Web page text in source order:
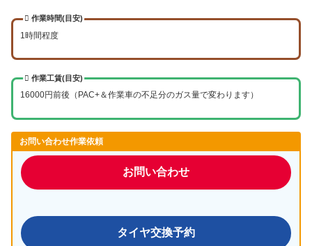
作業時間(目安)
1時間程度
作業工賃(目安)
16000円前後（PAC+＆作業車の不足分のガス量で変わります）
お問い合わせ作業依頼
お問い合わせ
タイヤ交換予約